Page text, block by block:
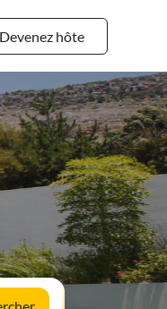
Devenez hôte